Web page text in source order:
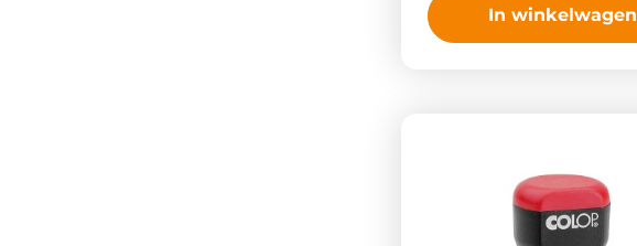
In winkelwagen